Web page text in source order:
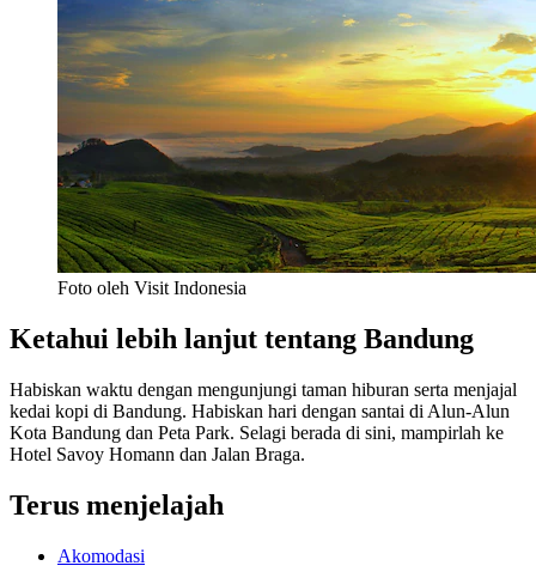
Foto oleh Visit Indonesia
Ketahui lebih lanjut tentang Bandung
Habiskan waktu dengan mengunjungi taman hiburan serta menjajal
kedai kopi di Bandung. Habiskan hari dengan santai di Alun-Alun
Kota Bandung dan Peta Park. Selagi berada di sini, mampirlah ke
Hotel Savoy Homann dan Jalan Braga.
Terus menjelajah
Akomodasi